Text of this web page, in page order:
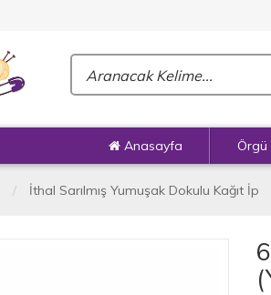
Anasayfa Örgü
İthal Sarılmış Yumuşak Dokulu Kağıt İp